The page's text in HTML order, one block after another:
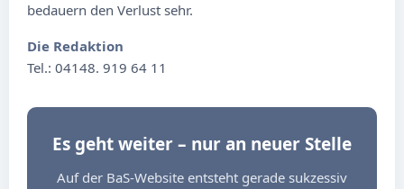
bedauern den Verlust sehr.
Die Redaktion
Tel.: 04148. 919 64 11
Es geht weiter – nur an neuer Stelle
Auf der BaS-Website entsteht gerade sukzessiv